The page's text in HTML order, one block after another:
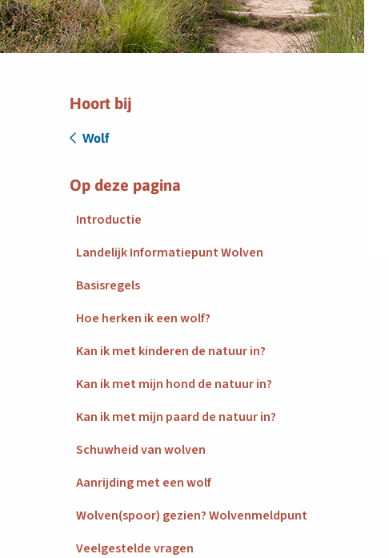
Hoort bij
Wolf
Op deze pagina
Introductie
Landelijk Informatiepunt Wolven
Basisregels
Hoe herken ik een wolf?
Kan ik met kinderen de natuur in?
Kan ik met mijn hond de natuur in?
Kan ik met mijn paard de natuur in?
Schuwheid van wolven
Aanrijding met een wolf
Wolven(spoor) gezien? Wolvenmeldpunt
Veelgestelde vragen